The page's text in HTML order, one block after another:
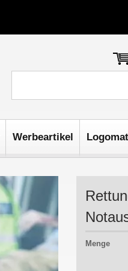
Werbeartikel
Menge